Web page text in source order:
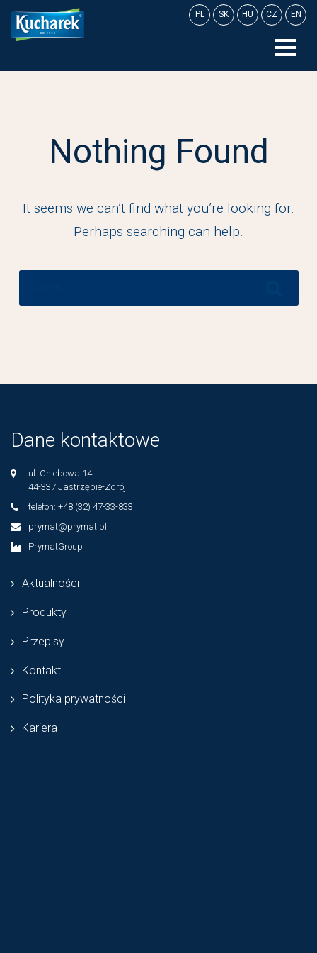
Skip
PL SK HU CZ EN
Nothing Found
It seems we can’t find what you’re looking for.
Perhaps searching can help.
Dane kontaktowe
ul. Chlebowa 14
44-337 Jastrzębie-Zdrój
telefon: +48 (32) 47-33-833
prymat@prymat.pl
PrymatGroup
Aktualności
Produkty
Przepisy
Kontakt
Polityka prywatności
Kariera